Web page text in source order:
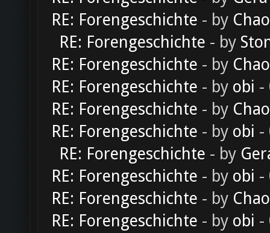
RE: Forengeschichte - by
RE: Forengeschichte - by
RE: Forengeschichte - by
RE: Forengeschichte - by obi -
RE: Forengeschichte - by
RE: Forengeschichte - by obi -
RE: Forengeschichte - by
RE: Forengeschichte - by obi -
RE: Forengeschichte - by
RE: Forengeschichte - by obi -